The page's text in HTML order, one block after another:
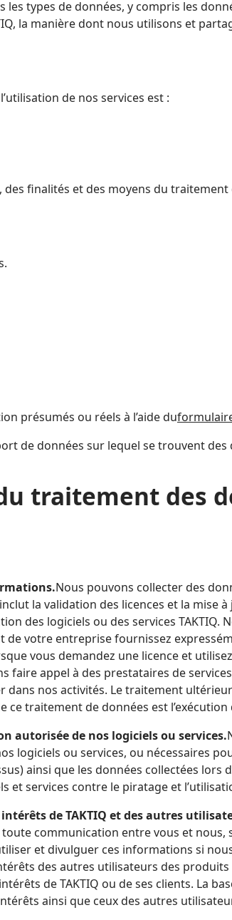
types de données, y compris les
la manière dont nous utilisons et
de nos services est :
finalités et des moyens du
présumés ou réels à l’aide du
de données sur lequel se trouvent
traitement des
Nous pouvons collecter des
la validation des licences et la mise
des logiciels ou des services
votre entreprise fournissez
vous demandez une licence et
appel à des prestataires de
nos activités. Le traitement
La base juridique de ce traitement de données
autorisée de nos logiciels ou services.
logiciels ou services, ou nécessaires
collectées lors de l’utilisation des
services contre le piratage et
de TAKTIQ et des autres
communication entre vous et
et divulguer ces informations si
des autres utilisateurs des produits
de ce traitement de données est notre intérêt légitime à
ainsi que ceux des autres